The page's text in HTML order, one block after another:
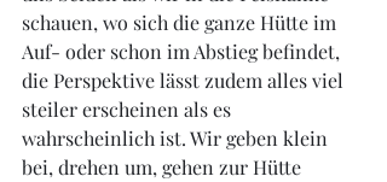
schauen, wo sich die ganze Hütte im
Auf- oder schon im Abstieg befindet,
die Perspektive lässt zudem alles viel
steiler erscheinen als es
wahrscheinlich ist. Wir geben klein
bei, drehen um, gehen zur Hütte